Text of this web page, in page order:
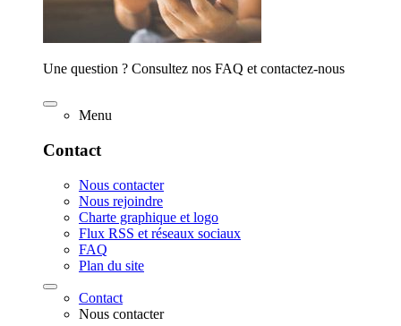
Une question ? Consultez nos FAQ et contactez-nous
Menu
Contact
Nous contacter
Nous rejoindre
Charte graphique et logo
Flux RSS et réseaux sociaux
FAQ
Plan du site
Contact
Nous contacter